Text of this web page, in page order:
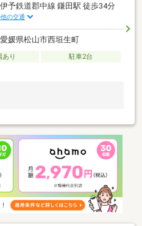
伊予鉄道郡中線 鎌田駅 徒歩34分
の交通
愛媛県松山市西垣生町
あり
駐車2台